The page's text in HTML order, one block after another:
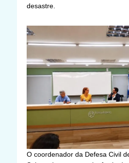
desastre.
O coordenador da Defesa Civil